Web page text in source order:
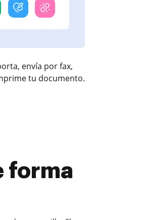
envía por fax,
tu documento.
forma